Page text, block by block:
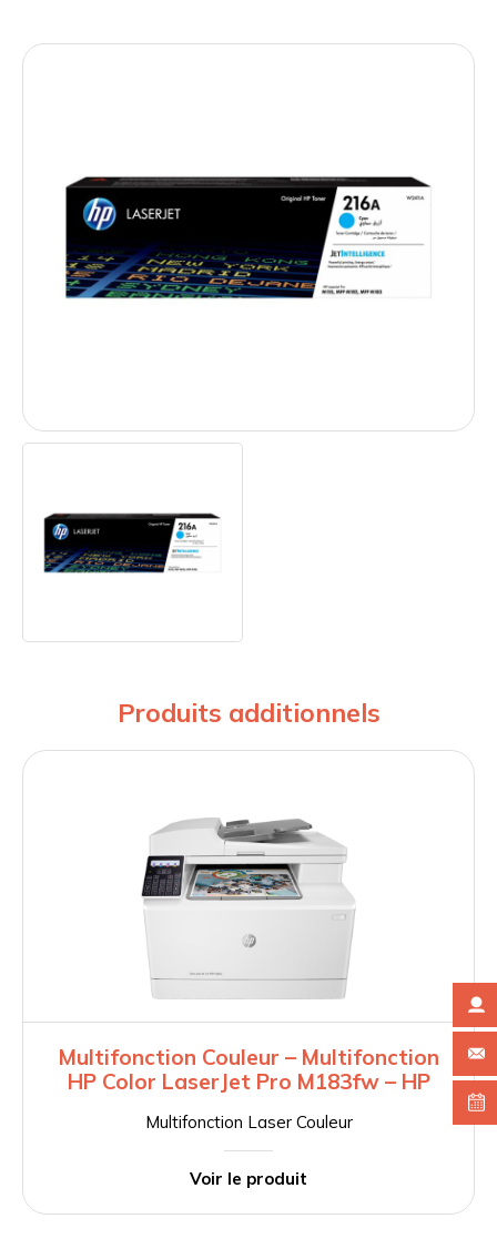
Produits additionnels
Multifonction Couleur – Multifonction
HP Color LaserJet Pro M183fw – HP
Multifonction Laser Couleur
Voir le produit